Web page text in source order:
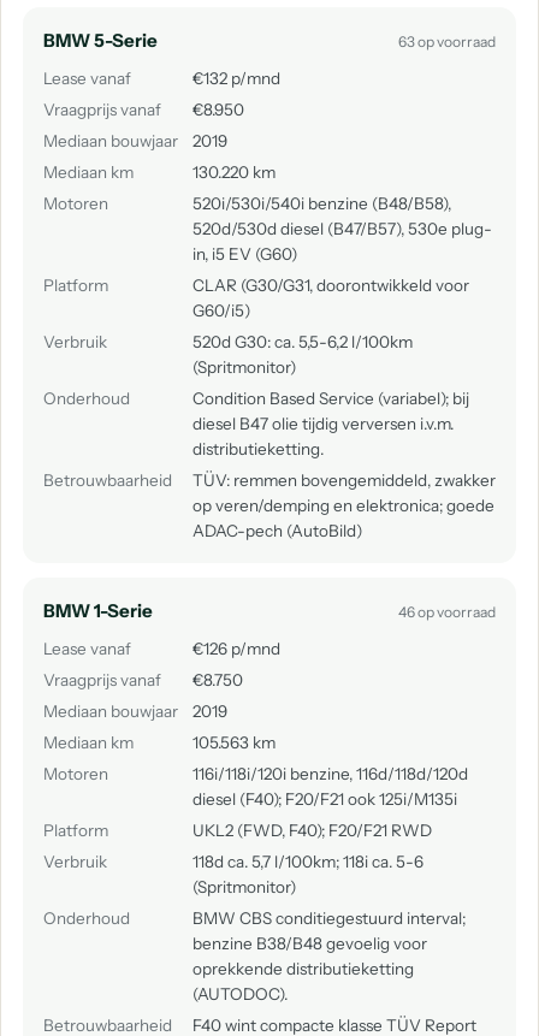
BMW 5-Serie 63 op voorraad
Lease vanaf
€132 p/mnd
Vraagprijs vanaf
€8.950
Mediaan bouwjaar
2019
Mediaan km
130.220 km
Motoren
520i/530i/540i benzine (B48/B58),
520d/530d diesel (B47/B57), 530e plug-
in, i5 EV (G60)
Platform
CLAR (G30/G31, doorontwikkeld voor
G60/i5)
Verbruik
520d G30: ca. 5,5-6,2 l/100km
(Spritmonitor)
Onderhoud
Condition Based Service (variabel); bij
diesel B47 olie tijdig verversen i.v.m.
distributieketting.
Betrouwbaarheid
TÜV: remmen bovengemiddeld, zwakker
op veren/demping en elektronica; goede
ADAC-pech (AutoBild)
BMW 1-Serie 46 op voorraad
Lease vanaf
€126 p/mnd
Vraagprijs vanaf
€8.750
Mediaan bouwjaar
2019
Mediaan km
105.563 km
Motoren
116i/118i/120i benzine, 116d/118d/120d
diesel (F40); F20/F21 ook 125i/M135i
Platform
UKL2 (FWD, F40); F20/F21 RWD
Verbruik
118d ca. 5,7 l/100km; 118i ca. 5-6
(Spritmonitor)
Onderhoud
BMW CBS conditiegestuurd interval;
benzine B38/B48 gevoelig voor
oprekkende distributieketting
(AUTODOC).
Betrouwbaarheid
F40 wint compacte klasse TÜV Report